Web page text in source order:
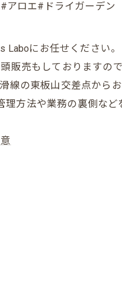
アロエ#ドライガーデン
Laboにお任せください
販売もしておりますの
線の東板山交差点から
理方法や業務の裏側な